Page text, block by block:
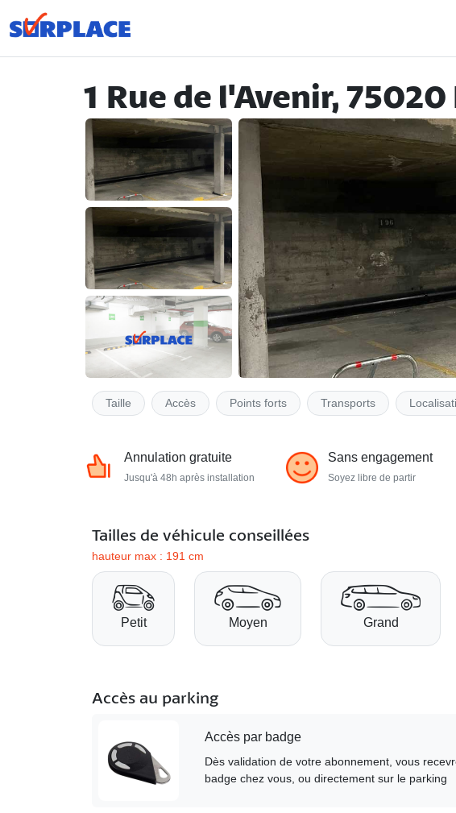
1 Rue de l'Avenir, 75020
Taille Accès Points forts Transports
Annulation gratuite
Jusqu'à 48h après installation
Sans engagement
Soyez libre de partir
Tailles de véhicule conseillées
hauteur max : 191 cm
Petit Moyen Grand
Accès au parking
Accès par badge
Dès validation de votre abonnement, vous
badge chez vous, ou directement sur le parking